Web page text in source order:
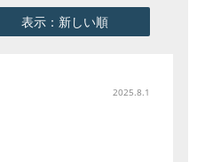
表示：新しい順
2025.8.1